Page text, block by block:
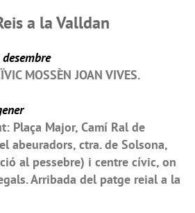
a la Valldan
MOSSÈN JOAN VIVES.
Plaça Major, Camí Ral de
abeuradors, ctra. de Solsona,
al pessebre) i centre cívic, on
Arribada del patge reial a la